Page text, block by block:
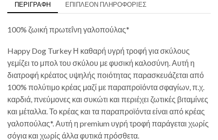
ΠΕΡΙΓΡΑΦΉ ΕΠΙΠΛΈΟΝ ΠΛΗΡΟΦΟΡΊΕΣ
100% ζωική πρωτεΐνη γαλοπούλας*
Happy Dog Turkey Η καθαρή υγρή τροφή για σκύλους
γεμίζει το μπολ του σκύλου με φυσική καλοσύνη. Αυτή η
διατροφή κρέατος υψηλής ποιότητας παρασκευάζεται από
100% πολύτιμο κρέας μαζί με παραπροϊόντα σφαγίων, π.χ.
καρδιά, πνεύμονες και συκώτι και περιέχει ζωτικές βιταμίνες
και μέταλλα. Το κρέας και τα παραπροϊόντα είναι από κρέας
γαλοπούλας*. Αυτή η premium υγρή τροφή παράγεται χωρίς
σόγια και χωρίς άλλα φυτικά πρόσθετα.